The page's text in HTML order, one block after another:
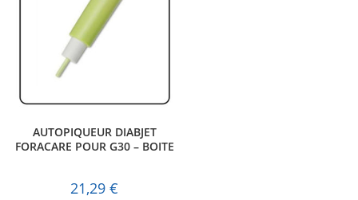
AUTOPIQUEUR DIABJET
FORACARE POUR G30 – BOITE
21,29€